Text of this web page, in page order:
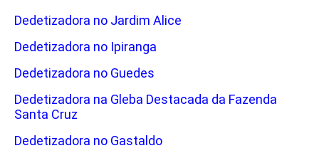
Dedetizadora no Jardim Alice
Dedetizadora no Ipiranga
Dedetizadora no Guedes
Dedetizadora na Gleba Destacada da Fazenda
Santa Cruz
Dedetizadora no Gastaldo